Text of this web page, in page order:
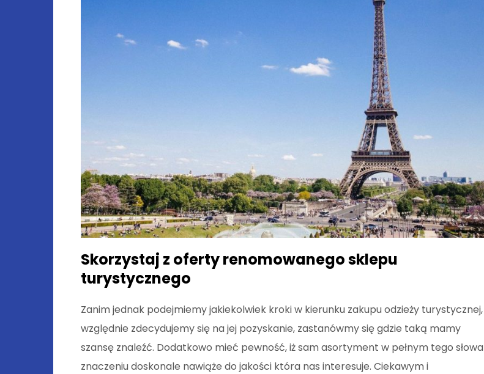
Skorzystaj z oferty renomowanego sklepu
turystycznego
Zanim jednak podejmiemy jakiekolwiek kroki w kierunku zakupu odzieży turystycznej,
względnie zdecydujemy się na jej pozyskanie, zastanówmy się gdzie taką mamy
szansę znaleźć. Dodatkowo mieć pewność, iż sam asortyment w pełnym tego słowa
znaczeniu doskonale nawiąże do jakości która nas interesuje. Ciekawym i